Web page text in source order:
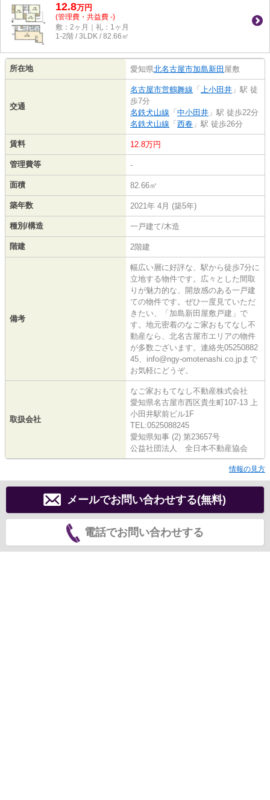
12.8万円
(管理費・共益費 -)
敷：2ヶ月｜礼：1ヶ月
1-2階 / 3LDK / 82.66㎡
所在地 愛知県北名古屋市加島新田 屋敷
交通
名古屋市営鶴舞線 「 上小田井 」駅 徒
歩7分
名鉄犬山線 「 中小田井 」駅 徒歩22分
名鉄犬山線 「 西春 」駅 徒歩26分
賃料 12.8万円
管理費等 -
面積 82.66㎡
築年数 2021年 4月 (築5年)
種別/構造 一戸建て/木造
階建 2階建
備考
幅広い層に好評な、駅から徒歩7分に
立地する物件です。広々とした間取
りが魅力的な、開放感のある一戸建
ての物件です。ぜひ一度見ていただ
きたい、「加島新田屋敷戸建」で
す。地元密着のなご家おもてなし不
動産なら、北名古屋市エリアの物件
が多数ございます。連絡先05250882
45、info@ngy-omotenashi.co.jpまで
お気軽にどうぞ。
取扱会社
なご家おもてなし不動産株式会社
愛知県名古屋市西区貴生町107-13 上
小田井駅前ビル1F
TEL:0525088245
愛知県知事 (2) 第23657号
公益社団法人 全日本不動産協会
情報の見方
メールでお問い合わせする(無料)
電話でお問い合わせする